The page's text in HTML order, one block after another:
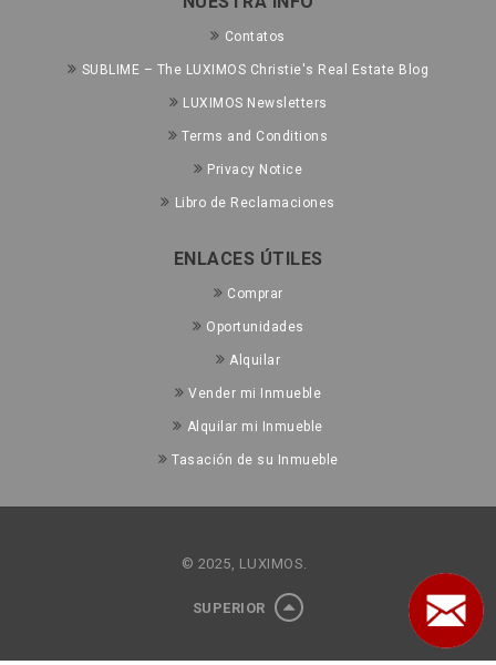
Contatos
SUBLIME – The LUXIMOS Christie's Real Estate Blog
LUXIMOS Newsletters
Terms and Conditions
Privacy Notice
Libro de Reclamaciones
ENLACES ÚTILES
Comprar
Oportunidades
Alquilar
Vender mi Inmueble
Alquilar mi Inmueble
Tasación de su Inmueble
© 2025, LUXIMOS.
SUPERIOR